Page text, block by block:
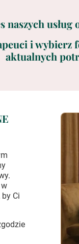
i
aktualnych
Ci